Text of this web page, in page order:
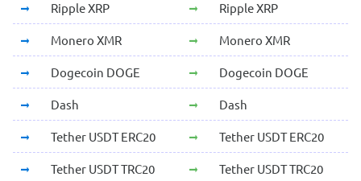
Ripple XRP Ripple XRP
Monero XMR Monero XMR
Dogecoin DOGE Dogecoin DOGE
Dash Dash
Tether USDT ERC20 Tether USDT ERC20
Tether USDT TRC20 Tether USDT TRC20